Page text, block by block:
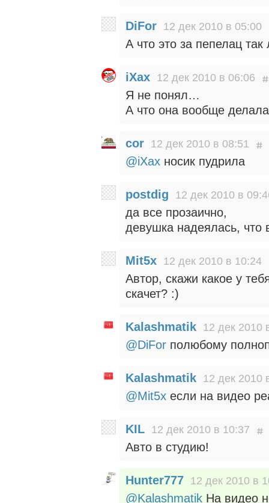
DiFor 12 дек 2010 в 05:00
А что это за пепелац
iXax 12 дек 2010 в 06:06
Я не понял…
А что она вообще
cor 12 дек 2010 в 08:51
@iXax носик пудрила
postdig 12 дек 2010 в
да все прозаично,
девушка надеялась, что
Mit5x 12 дек 2010 в 10:24
Автор, скажи какое у
скачет? :)
Kalashmatik 12 дек 2010
@DiFor полюбому
Kalashmatik 12 дек 2010
@Mit5x если на видео
KIL 12 дек 2010 в 10:37
Авто в студию!
Hunter777 12 дек 2010 в
@Kalashmatik На видео